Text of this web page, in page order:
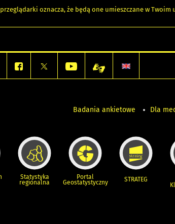
oznacza, że będą one umieszczane w
Badania ankietowe Dla
Statystyka
regionalna
Portal
Geostatystyczny STRATEG